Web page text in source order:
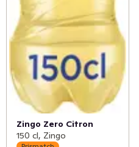
Zingo Zero Citron
150 cl, Zingo